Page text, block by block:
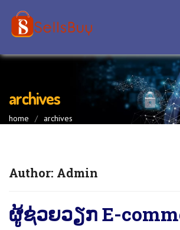
archives
home / archives
Author: Admin
ຜູ້​ຊ່ວຍວຽກ E-